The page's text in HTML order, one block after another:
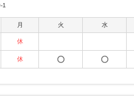
1
月
火 水
休
休